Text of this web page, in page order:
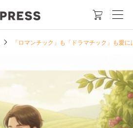

「ロマンチック」も「ドラマチック」も愛